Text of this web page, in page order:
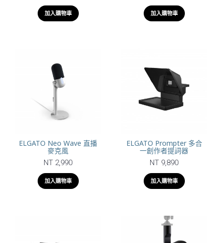
加入購物車 加入購物車
ELGATO Neo Wave 直播
麥克風
NT 2,990
加入購物車
ELGATO Prompter 多合
一創作者提詞器
NT 9,890
加入購物車